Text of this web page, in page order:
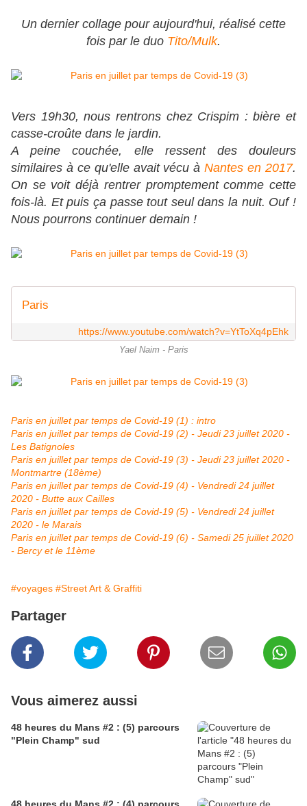
Un dernier collage pour aujourd'hui, réalisé cette
fois par le duo Tito/Mulk.
Vers 19h30, nous rentrons chez Crispim : bière et
casse-croûte dans le jardin.
A peine couchée, elle ressent des douleurs
similaires à ce qu'elle avait vécu àNantes en 2017.
On se voit déjà rentrer promptement comme cette
fois-là. Et puis ça passe tout seul dans la nuit. Ouf !
Nous pourrons continuer demain !
Paris
https://www.youtube.com/watch?v=YtToXq4pEhk
Yael Naim - Paris
Paris en juillet par temps de Covid-19 (1) : intro
Paris en juillet par temps de Covid-19 (2) - Jeudi 23 juillet 2020 -
Les Batignoles
Paris en juillet par temps de Covid-19 (3) - Jeudi 23 juillet 2020 -
Montmartre (18ème)
Paris en juillet par temps de Covid-19 (4) - Vendredi 24 juillet
2020 - Butte aux Cailles
Paris en juillet par temps de Covid-19 (5) - Vendredi 24 juillet
2020 - le Marais
Paris en juillet par temps de Covid-19 (6) - Samedi 25 juillet 2020
- Bercy et le 11ème
#voyages #Street Art & Graffiti
Partager
Vous aimerez aussi
48 heures du Mans #2 : (5) parcours
"Plein Champ" sud